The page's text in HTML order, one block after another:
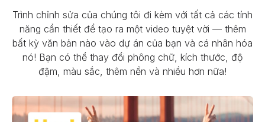
Trình chỉnh sửa của chúng tôi đi kèm với tất cả các tính
năng cần thiết để tạo ra một video tuyệt vời — thêm
bất kỳ văn bản nào vào dự án của bạn và cá nhân hóa
nó! Bạn có thể thay đổi phông chữ, kích thước, độ
đậm, màu sắc, thêm nền và nhiều hơn nữa!